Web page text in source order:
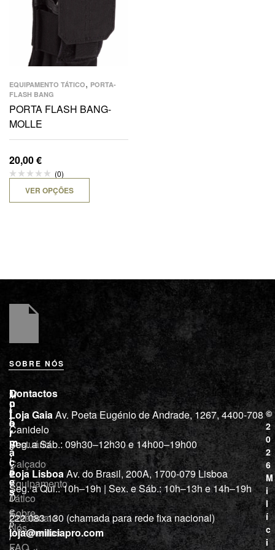
EQUIPAMENTO TÁTICO, PORTA-
FLASH BANG
PORTA FLASH BANG-
MOLLE
20,00€
(0)
VER OPÇÕES
SOBRE NÓS
M
i
l
í
c
i
a
“
D
e
p
r
L
o
j
a
Vestuário
Calçado
Equipamento
Tático
Cutelaria e
ferramentas
I
n
f
o
r
m
a
ç
õ
e
s
Sobre
Nós
Contactos
Loja GaiaAv. Poeta Eugénio de Andrade, 1267, 4400-708
Canidelo
Seg. a Sáb.: 09h30–12h30 e 14h00–19h00
Loja LisboaAv. do Brasil, 200A, 1700-079 Lisboa
Seg. a Qui.: 10h–19h | Sex. e Sáb.: 10h–13h e 14h–19h
222 083 130 (chamada para rede fixa nacional)
loja@miliciapro.com
©
2
0
2
6
M
i
l
í
c
i